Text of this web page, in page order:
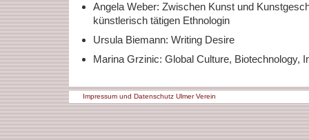
Angela Weber: Zwischen Kunst und
künstlerisch tätigen Ethnologin
Ursula Biemann: Writing Desire
Marina Grzinic: Global Culture, Biotechnology,
Impressum und Datenschutz Ulmer Verein